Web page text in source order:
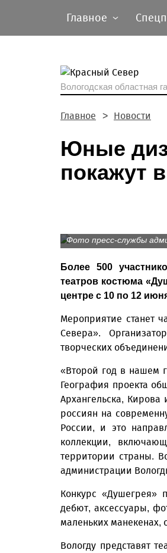
Главное
Вологодская областная
Главное Новости
Юные
покажут
Фото пресс-службы
Более 500
театров костюма
центре с 10 по 12
Мероприятие станет
Севера».
творческих
«Второй год в нашем
География проекта
Архангельска,
россиян на
России, и это
коллекции,
территории страны.
администрации
Конкурс «Душегрея»
дебют, аксессуары,
маленьких манекенах,
Вологду представят